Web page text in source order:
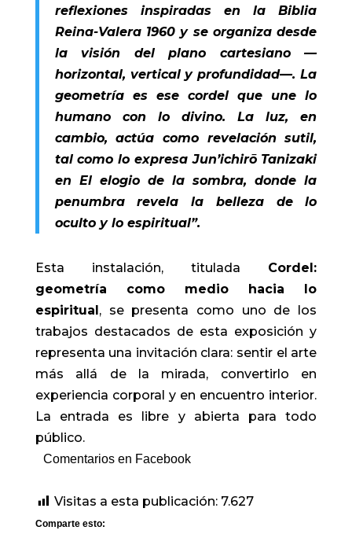
reflexiones inspiradas en la Biblia
Reina-Valera 1960 y se organiza desde
la visión del plano cartesiano —
horizontal, vertical y profundidad—. La
geometría es ese cordel que une lo
humano con lo divino. La luz, en
cambio, actúa como revelación sutil,
tal como lo expresa Jun’ichirō Tanizaki
en El elogio de la sombra, donde la
penumbra revela la belleza de lo
oculto y lo espiritual”.
Esta instalación, titulada Cordel:
geometría como medio hacia lo
espiritual, se presenta como uno de los
trabajos destacados de esta exposición y
representa una invitación clara: sentir el arte
más allá de la mirada, convertirlo en
experiencia corporal y en encuentro interior.
La entrada es libre y abierta para todo
público.
Comentarios en Facebook
Visitas a esta publicación: 7.627
Comparte esto: